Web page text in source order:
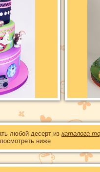
любой десерт из каталога
ниже